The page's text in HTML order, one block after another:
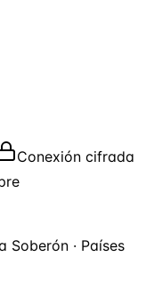
Conexión cifrada
Soberón · Países